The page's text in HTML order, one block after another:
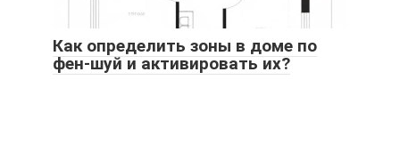
Как определить зоны в доме по
фен-шуй и активировать их?